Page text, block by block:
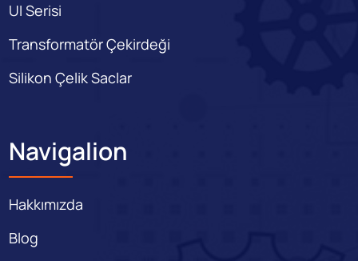
UI Serisi
Transformatör Çekirdeği
Silikon Çelik Saclar
Navigalion
Hakkımızda
Blog